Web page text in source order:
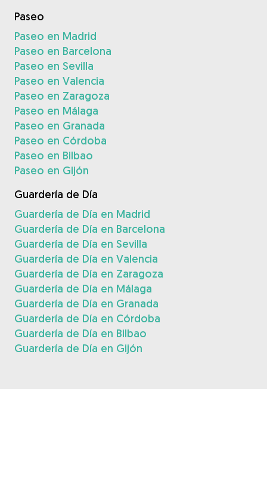
Paseo
Paseo en Madrid
Paseo en Barcelona
Paseo en Sevilla
Paseo en Valencia
Paseo en Zaragoza
Paseo en Málaga
Paseo en Granada
Paseo en Córdoba
Paseo en Bilbao
Paseo en Gijón
Guardería de Día
Guardería de Día en Madrid
Guardería de Día en Barcelona
Guardería de Día en Sevilla
Guardería de Día en Valencia
Guardería de Día en Zaragoza
Guardería de Día en Málaga
Guardería de Día en Granada
Guardería de Día en Córdoba
Guardería de Día en Bilbao
Guardería de Día en Gijón